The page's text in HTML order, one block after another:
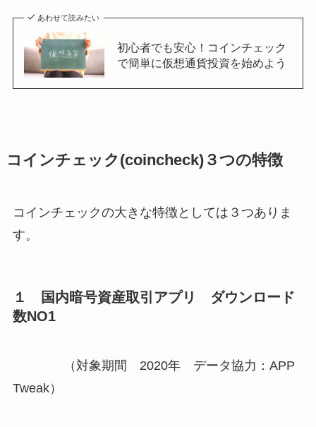
あわせて読みたい
初心者でも安心！コインチェック
で簡単に仮想通貨投資を始めよう
コインチェック (coincheck)３つの特徴
コインチェックの大きな特徴としては３つありま
す。
１ 国内暗号資産取引アプリ ダウンロード
数NO1
（対象期間 2020年 データ協力： APP
Tweak）